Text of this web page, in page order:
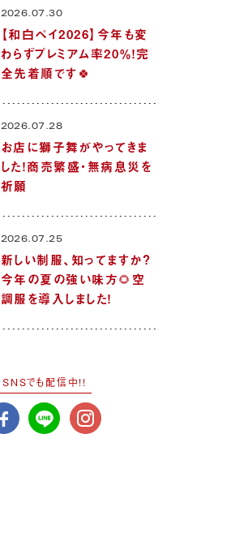
2026.07.30
【和白ペイ2026】今年も変
わらずプレミアム率20％！完
全先着順です🍀
2026.07.28
お店に獅子舞がやってきま
した！商売繁盛・無病息災を
祈願
2026.07.25
新しい制服、知ってますか？
今年の夏の強い味方🌻空
調服を導入しました！
SNSでも配信中!!